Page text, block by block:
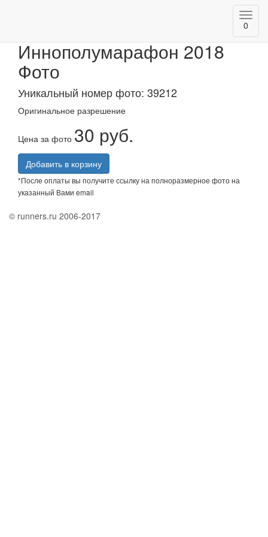
0
Иннополумарафон 2018
Фото
Уникальный номер фото: 39212
Оригинальное разрешение
Цена за фото 30 руб.
Добавить в корзину
*После оплаты вы получите ссылку на полноразмерное фото на
указанный Вами email
© runners.ru 2006-2017